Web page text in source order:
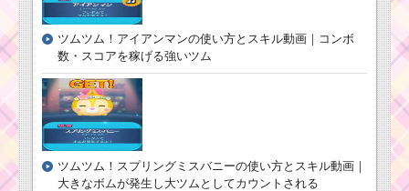
ツムツム！アイアンマンの使い方とスキル動画｜コンボ
数・スコアを稼げる強いツム
ツムツム！スプリングミスバニーの使い方とスキル動画｜
大きなボムが発生し大ツムとしてカウントされる